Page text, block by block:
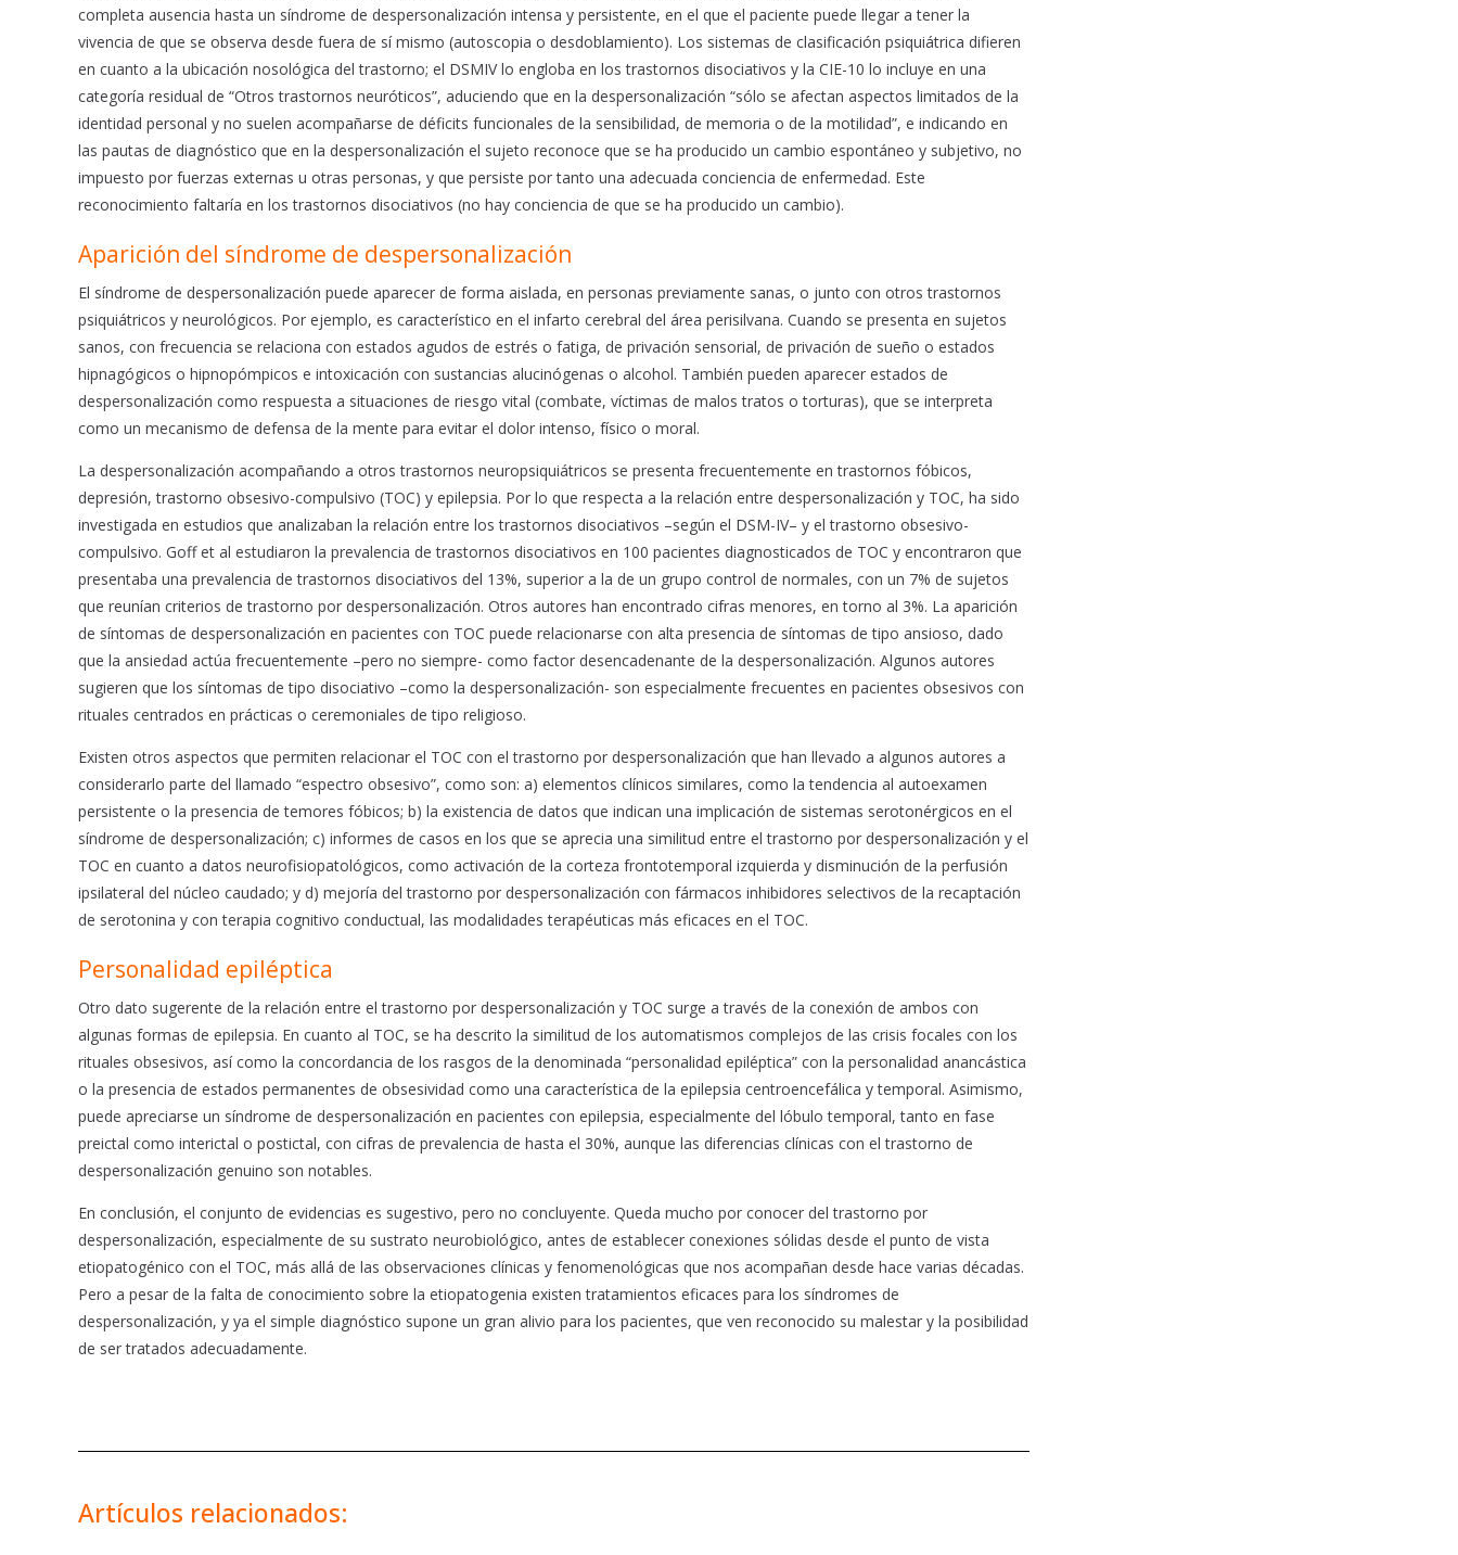
completa ausencia hasta un síndrome de despersonalización intensa y persistente, en el que el paciente puede llegar a tener la
vivencia de que se observa desde fuera de sí mismo (autoscopia o desdoblamiento). Los sistemas de clasificación psiquiátrica difieren
en cuanto a la ubicación nosológica del trastorno; el DSMIV lo engloba en los trastornos disociativos y la CIE-10 lo incluye en una
categoría residual de “Otros trastornos neuróticos”, aduciendo que en la despersonalización “sólo se afectan aspectos limitados de la
identidad personal y no suelen acompañarse de déficits funcionales de la sensibilidad, de memoria o de la motilidad”, e indicando en
las pautas de diagnóstico que en la despersonalización el sujeto reconoce que se ha producido un cambio espontáneo y subjetivo, no
impuesto por fuerzas externas u otras personas, y que persiste por tanto una adecuada conciencia de enfermedad. Este
reconocimiento faltaría en los trastornos disociativos (no hay conciencia de que se ha producido un cambio).
Aparición del síndrome de despersonalización
El síndrome de despersonalización puede aparecer de forma aislada, en personas previamente sanas, o junto con otros trastornos
psiquiátricos y neurológicos. Por ejemplo, es característico en el infarto cerebral del área perisilvana. Cuando se presenta en sujetos
sanos, con frecuencia se relaciona con estados agudos de estrés o fatiga, de privación sensorial, de privación de sueño o estados
hipnagógicos o hipnopómpicos e intoxicación con sustancias alucinógenas o alcohol. También pueden aparecer estados de
despersonalización como respuesta a situaciones de riesgo vital (combate, víctimas de malos tratos o torturas), que se interpreta
como un mecanismo de defensa de la mente para evitar el dolor intenso, físico o moral.
La despersonalización acompañando a otros trastornos neuropsiquiátricos se presenta frecuentemente en trastornos fóbicos,
depresión, trastorno obsesivo-compulsivo (TOC) y epilepsia. Por lo que respecta a la relación entre despersonalización y TOC, ha sido
investigada en estudios que analizaban la relación entre los trastornos disociativos –según el DSM-IV– y el trastorno obsesivo-
compulsivo. Goff et al estudiaron la prevalencia de trastornos disociativos en 100 pacientes diagnosticados de TOC y encontraron que
presentaba una prevalencia de trastornos disociativos del 13%, superior a la de un grupo control de normales, con un 7% de sujetos
que reunían criterios de trastorno por despersonalización. Otros autores han encontrado cifras menores, en torno al 3%. La aparición
de síntomas de despersonalización en pacientes con TOC puede relacionarse con alta presencia de síntomas de tipo ansioso, dado
que la ansiedad actúa frecuentemente –pero no siempre- como factor desencadenante de la despersonalización. Algunos autores
sugieren que los síntomas de tipo disociativo –como la despersonalización- son especialmente frecuentes en pacientes obsesivos con
rituales centrados en prácticas o ceremoniales de tipo religioso.
Existen otros aspectos que permiten relacionar el TOC con el trastorno por despersonalización que han llevado a algunos autores a
considerarlo parte del llamado “espectro obsesivo”, como son: a) elementos clínicos similares, como la tendencia al autoexamen
persistente o la presencia de temores fóbicos; b) la existencia de datos que indican una implicación de sistemas serotonérgicos en el
síndrome de despersonalización; c) informes de casos en los que se aprecia una similitud entre el trastorno por despersonalización y el
TOC en cuanto a datos neurofisiopatológicos, como activación de la corteza frontotemporal izquierda y disminución de la perfusión
ipsilateral del núcleo caudado; y d) mejoría del trastorno por despersonalización con fármacos inhibidores selectivos de la recaptación
de serotonina y con terapia cognitivo conductual, las modalidades terapéuticas más eficaces en el TOC.
Personalidad epiléptica
Otro dato sugerente de la relación entre el trastorno por despersonalización y TOC surge a través de la conexión de ambos con
algunas formas de epilepsia. En cuanto al TOC, se ha descrito la similitud de los automatismos complejos de las crisis focales con los
rituales obsesivos, así como la concordancia de los rasgos de la denominada “personalidad epiléptica” con la personalidad anancástica
o la presencia de estados permanentes de obsesividad como una característica de la epilepsia centroencefálica y temporal. Asimismo,
puede apreciarse un síndrome de despersonalización en pacientes con epilepsia, especialmente del lóbulo temporal, tanto en fase
preictal como interictal o postictal, con cifras de prevalencia de hasta el 30%, aunque las diferencias clínicas con el trastorno de
despersonalización genuino son notables.
En conclusión, el conjunto de evidencias es sugestivo, pero no concluyente. Queda mucho por conocer del trastorno por
despersonalización, especialmente de su sustrato neurobiológico, antes de establecer conexiones sólidas desde el punto de vista
etiopatogénico con el TOC, más allá de las observaciones clínicas y fenomenológicas que nos acompañan desde hace varias décadas.
Pero a pesar de la falta de conocimiento sobre la etiopatogenia existen tratamientos eficaces para los síndromes de
despersonalización, y ya el simple diagnóstico supone un gran alivio para los pacientes, que ven reconocido su malestar y la posibilidad
de ser tratados adecuadamente.
Artículos relacionados: